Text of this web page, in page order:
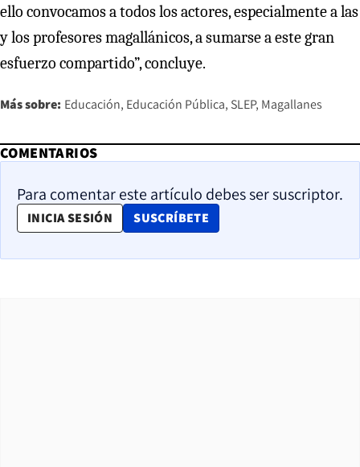
ello convocamos a todos los actores, especialmente a las
y los profesores magallánicos, a sumarse a este gran
esfuerzo compartido”, concluye.
Más sobre: Educación Educación Pública SLEP Magallanes
COMENTARIOS
Para comentar este artículo debes ser suscriptor.
INICIA SESIÓN SUSCRÍBETE
OPENS IN NEW WINDOW